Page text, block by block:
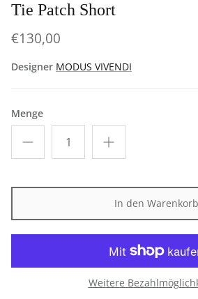
Tie Patch Short
€130,00
Designer MODUS VIVENDI
Menge
In den Warenkorb
Weitere